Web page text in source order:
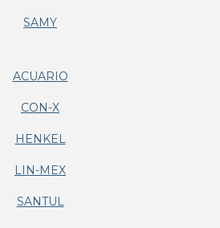
SAMY
ACUARIO
CON-X
HENKEL
LIN-MEX
SANTUL